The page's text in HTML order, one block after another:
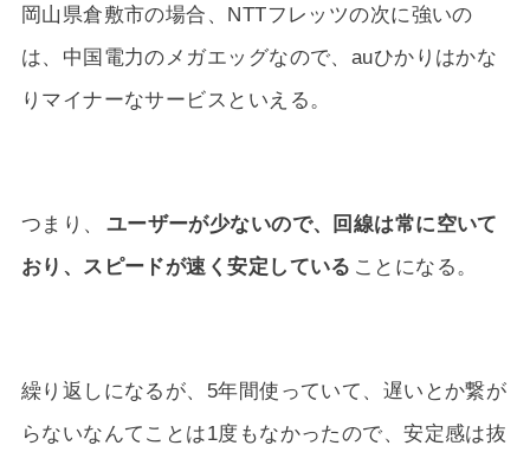
岡山県倉敷市の場合、NTTフレッツの次に強いの
は、中国電力のメガエッグなので、auひかりはかな
りマイナーなサービスといえる。
つまり、
ユーザーが少ないので、回線は常に空いて
おり、スピードが速く安定している ことになる。
繰り返しになるが、5年間使っていて、遅いとか繋が
らないなんてことは1度もなかったので、安定感は抜